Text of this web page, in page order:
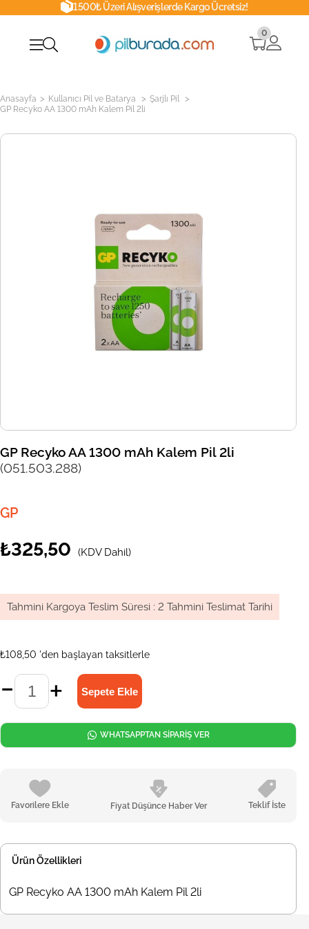
1500₺ Üzeri Alışverişlerde Kargo Ücretsiz!
0
Anasayfa > Kullanıcı Pil ve Batarya > Şarjlı Pil >
GP Recyko AA 1300 mAh Kalem Pil 2li
GP Recyko AA 1300 mAh Kalem Pil 2li
(051.503.288)
GP
₺325,50 (KDV Dahil)
Tahmini Kargoya Teslim Süresi : 2 Tahmini Teslimat Tarihi
₺108,50 'den başlayan taksitlerle
Favorilere Ekle Fiyat Düşünce Haber Ver Teklif İste
WHATSAPPTAN SİPARİŞ VER
Ürün Özellikleri
GP Recyko AA 1300 mAh Kalem Pil 2li